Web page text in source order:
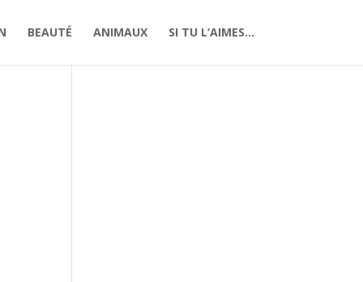
BEAUTÉ ANIMAUX SI TU L’AIMES…